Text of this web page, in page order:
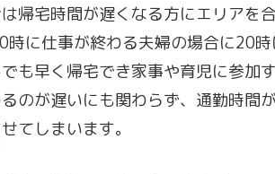
帰宅時間が遅くなる方にエリアを
に仕事が終わる夫婦の場合に20
も早く帰宅でき家事や育児に参加
のが遅いにも関わらず、通勤時間
てしまいます。